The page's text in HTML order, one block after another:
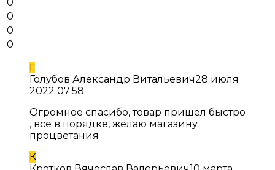
0
0
0
Г
Голубов Александр Витальевич28 июля
2022 07:58
Огромное спасибо, товар пришёл быстро
, всё в порядке, желаю магазину
процветания
К